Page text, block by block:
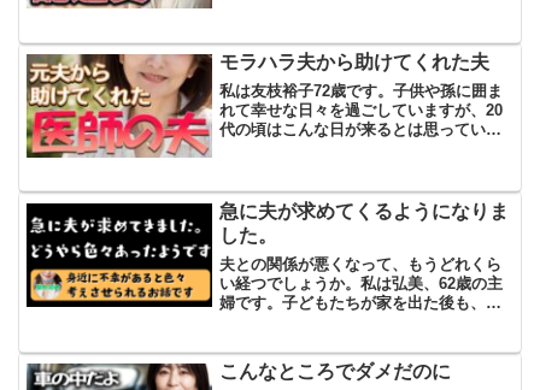
ゃない？なんて思って...
モラハラ夫から助けてくれた夫
私は友枝裕子72歳です。子供や孫に囲ま
れて幸せな日々を過ごしていますが、20
代の頃はこんな日が来るとは思っていま
ちは夫の連れ子で亡くなった前妻さんが
産んだ子供たちです...
急に夫が求めてくるようになりま
した。
夫との関係が悪くなって、もうどれくら
い経つでしょうか。私は弘美、62歳の主
婦です。子どもたちが家を出た後も、夫
生活に踏み込まないようにするのが暗黙
のルールになっていまし...
こんなところでダメだのに